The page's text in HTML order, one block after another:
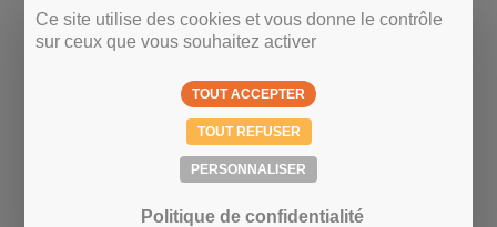
Ce site utilise des cookies et vous donne le contrôle
sur ceux que vous souhaitez activer
TOUT ACCEPTER
TOUT REFUSER
PERSONNALISER
Politique de confidentialité